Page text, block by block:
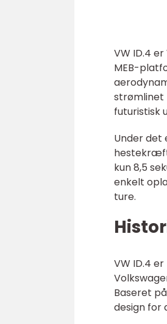
VW ID.4
MEB-
strømlinet
futuristisk
Under det
kun 8,5
enkelt
ture.
VW ID.4
Baseret
design for